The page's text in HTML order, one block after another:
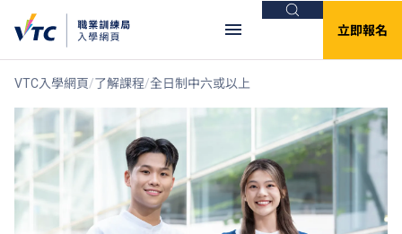
搜尋
立即報名
VTC入學網頁 了解課程 全日制中六或以上